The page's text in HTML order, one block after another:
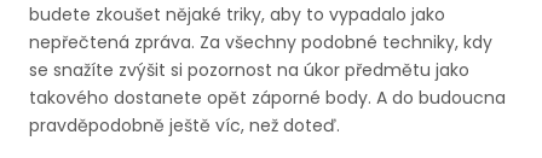
budete zkoušet nějaké triky, aby to vypadalo jako
nepřečtená zpráva. Za všechny podobné techniky, kdy
se snažíte zvýšit si pozornost na úkor předmětu jako
takového dostanete opět záporné body. A do budoucna
pravděpodobně ještě víc, než doteď.